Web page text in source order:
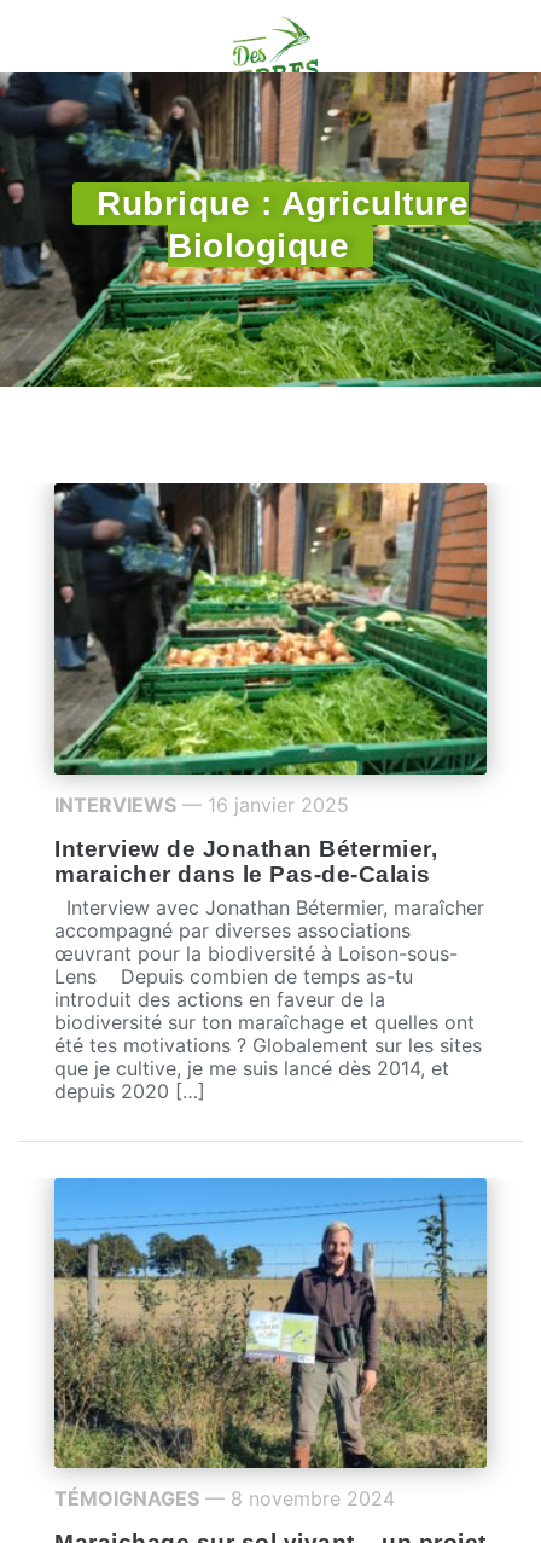
Rubrique : Agriculture
Biologique
INTERVIEWS — 16 janvier 2025
Interview de Jonathan Bétermier,
maraicher dans le Pas-de-Calais
Interview avec Jonathan Bétermier, maraîcher
accompagné par diverses associations
œuvrant pour la biodiversité à Loison-sous-
Lens Depuis combien de temps as-tu
introduit des actions en faveur de la
biodiversité sur ton maraîchage et quelles ont
été tes motivations ? Globalement sur les sites
que je cultive, je me suis lancé dès 2014, et
depuis 2020 […]
TÉMOIGNAGES — 8 novembre 2024